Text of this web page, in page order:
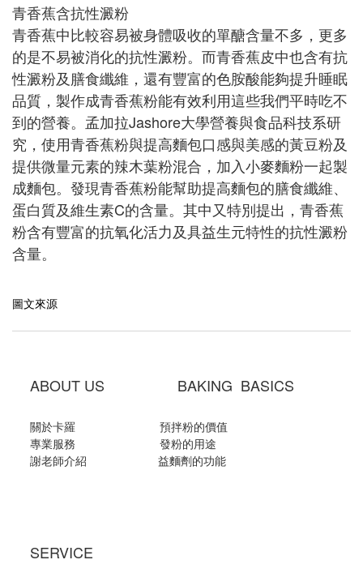
青香蕉含抗性澱粉
青香蕉中比較容易被身體吸收的單醣含量不多，更多
的是不易被消化的抗性澱粉。而青香蕉皮中也含有抗
性澱粉及膳食纖維，還有豐富的色胺酸能夠提升睡眠
品質，製作成青香蕉粉能有效利用這些我們平時吃不
到的營養。孟加拉Jashore大學營養與食品科技系研
究，使用青香蕉粉與提高麵包口感與美感的黃豆粉及
提供微量元素的辣木葉粉混合，加入小麥麵粉一起製
成麵包。發現青香蕉粉能幫助提高麵包的膳食纖維、
蛋白質及維生素C的含量。其中又特別提出，青香蕉
粉含有豐富的抗氧化活力及具益生元特性的抗性澱粉
含量。
圖文來源
ABOUT US BAKING BASICS
關於卡羅
預拌粉的價值
專業服務
發粉的用途
謝老師介紹
益麵劑的功能
SERVICE